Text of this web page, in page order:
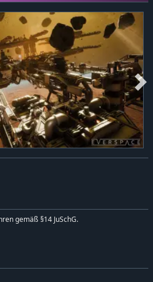
gemäß §14 JuSchG.